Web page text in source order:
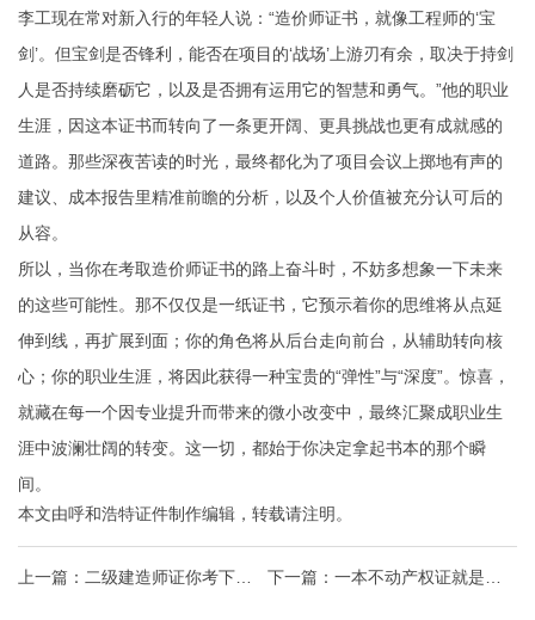
李工现在常对新入行的年轻人说：“造价师证书，就像工程师的‘宝
剑’。但宝剑是否锋利，能否在项目的‘战场’上游刃有余，取决于持剑
人是否持续磨砺它，以及是否拥有运用它的智慧和勇气。”他的职业
生涯，因这本证书而转向了一条更开阔、更具挑战也更有成就感的
道路。那些深夜苦读的时光，最终都化为了项目会议上掷地有声的
建议、成本报告里精准前瞻的分析，以及个人价值被充分认可后的
从容。
所以，当你在考取造价师证书的路上奋斗时，不妨多想象一下未来
的这些可能性。那不仅仅是一纸证书，它预示着你的思维将从点延
伸到线，再扩展到面；你的角色将从后台走向前台，从辅助转向核
心；你的职业生涯，将因此获得一种宝贵的“弹性”与“深度”。惊喜，
就藏在每一个因专业提升而带来的微小改变中，最终汇聚成职业生
涯中波澜壮阔的转变。这一切，都始于你决定拿起书本的那个瞬
间。
本文由呼和浩特证件制作编辑，转载请注明。
上一篇： 二级建造师证你考下来 下一篇： 一本不动产权证就是家